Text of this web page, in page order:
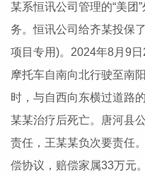
某系恒讯公司管理的“美团
务。恒讯公司给齐某投保
项目专用)。2024年8月9
摩托车自南向北行驶至南
时，与自西向东横过道路
某某治疗后死亡。唐河县
责任，王某某负次要责任
偿协议，赔偿家属33万元。